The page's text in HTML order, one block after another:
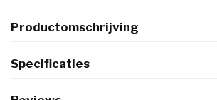
Productomschrijving
Specificaties